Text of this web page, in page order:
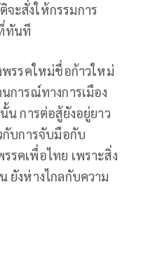
ะสั่งให้กรรมการ
ทันที
พรรคใหม่ชื่อก้าวใหม่
การณ์ทางการเมือง
น การต่อสู้ยังอยู่ยาว
กับการจับมือกับ
คเพื่อไทย เพราะสิ่ง
ยังห่างไกลกับความ